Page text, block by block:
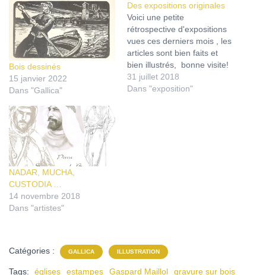
Bois dessinés
15 janvier 2022
Dans "Gallica"
Des expositions originales
Voici une petite
rétrospective d'expositions
vues ces derniers mois , les
articles sont bien faits et
bien illustrés, bonne visite!
http://blog.kermorvan.fr/201
8/07/09/regard-sur-les-
31 juillet 2018
Dans "exposition"
NADAR, MUCHA,
CUSTODIA …
14 novembre 2018
Dans "artistes"
Catégories : GALLICA ILLUSTRATION
Tags: églises estampes Gaspard Maillol gravure sur bois